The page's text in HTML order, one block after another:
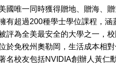
國唯一同時獲得贈地、贈海、
有超過200種學士學位課程，涵
評為全美最安全的大學之一，
於免稅州奧勒岡，生活成本相對
名校友包括NVIDIA創辦人黃仁